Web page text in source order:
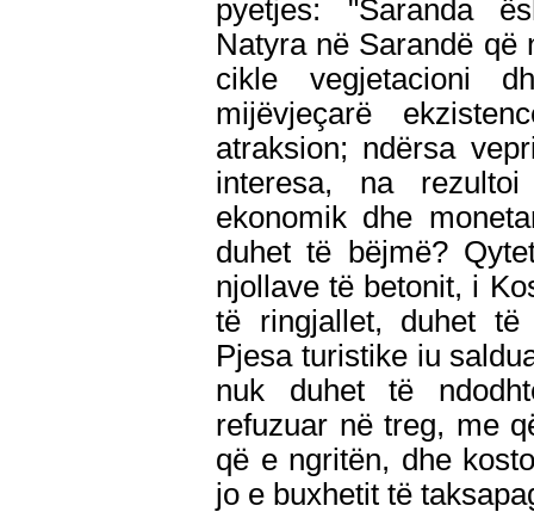
pyetjes: "Saranda
Natyra në Sarandë që
cikle vegjetacioni
mijëvjeçarë
atraksion; ndërsa
interesa, na
ekonomik dhe
duhet të bëjmë?
njollave të betonit, i
të ringjallet, duhet të
Pjesa turistike iu
nuk duhet të
refuzuar në treg, me
që e ngritën, dhe
jo e buxhetit të